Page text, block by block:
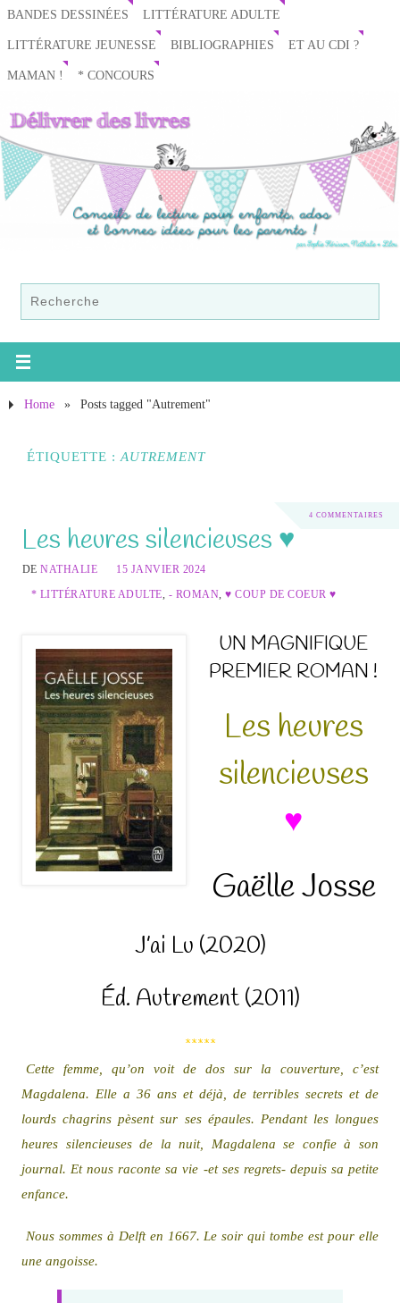
BANDES DESSINÉES LITTÉRATURE ADULTE
LITTÉRATURE JEUNESSE BIBLIOGRAPHIES ET AU CDI ?
MAMAN ! * CONCOURS
Home » Posts tagged "Autrement"
ÉTIQUETTE : AUTREMENT
4 COMMENTAIRES
Les heures silencieuses ♥
DENATHALIE
15 JANVIER 2024
* LITTÉRATURE ADULTE, - ROMAN,♥ COUP DE COEUR ♥
UN MAGNIFIQUE
PREMIER ROMAN !
Les heures
silencieuses
♥
Gaëlle Josse
J’ai Lu (2020)
Éd. Autrement (2011)
*****
Cette femme, qu’on voit de dos sur la couverture, c’est
Magdalena. Elle a 36 ans et déjà, de terribles secrets et de
lourds chagrins pèsent sur ses épaules. Pendant les longues
heures silencieuses de la nuit, Magdalena se confie à son
journal. Et nous raconte sa vie -et ses regrets- depuis sa petite
enfance.
Nous sommes à Delft en 1667. Le soir qui tombe est pour elle
une angoisse.